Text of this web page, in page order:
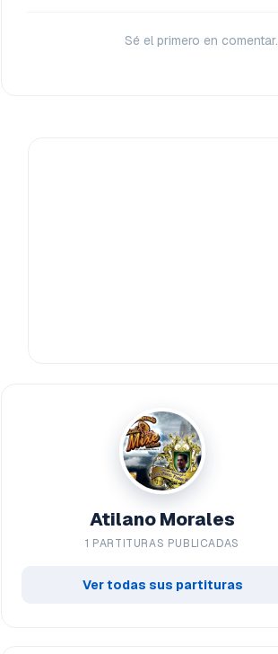
Sé el primero en comentar.
Atilano Morales
1 PARTITURAS PUBLICADAS
Ver todas sus partituras